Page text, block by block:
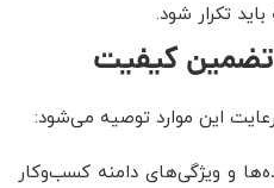
تکرار شود.
تضمین کیفیت
این موارد توصیه می‌شود:
و ویژگی‌های دامنه کسب‌وکار